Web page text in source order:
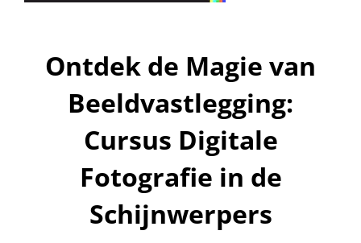
Ontdek de Magie van
Beeldvastlegging:
Cursus Digitale
Fotografie in de
Schijnwerpers